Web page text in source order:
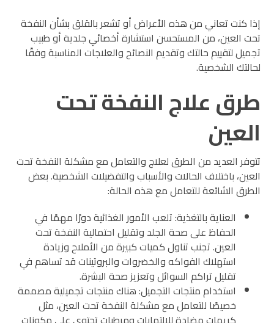
إذا كنت تعاني من هذه الأعراض أو تشعر بالقلق بشأن النفخة
تحت العين، من المستحسن استشارة أخصائي جلدية أو طبيب
تجميل لتقييم حالتك وتقديم النصائح والعلاجات المناسبة وفقًا
لحالتك الشخصية.
طرق علاج النفخة تحت
العين
تتوفر العديد من الطرق لعلاج والتعامل مع مشكلة النفخة تحت
العين، باختلاف الحالات والأسباب والتفضيلات الشخصية. بعض
الطرق الشائعة للتعامل مع هذه الحالة:
العناية بالتغذية: تلعب الأمور الغذائية دورًا مهمًا في
الحفاظ على صحة الجلد وتقليل احتمالية النفخة تحت
العين. تجنب تناول كميات كبيرة من الأملاح وزيادة
استهلاك الفواكه والخضروات والبروتينات قد تساهم في
تقليل تراكم السوائل وتعزيز صحة البشرة.
استخدام منتجات التجميل: هناك منتجات تجميلية مصممة
خصيصًا للتعامل مع مشكلة النفخة تحت العين، مثل